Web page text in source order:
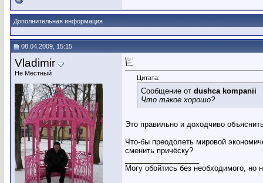
Дополнительная информация
08.04.2009, 15:15
Vladimir
Не Местный
Цитата:
Сообщение от dushca kompanii
Что такое хорошо?
Это правильно и доходчиво
Что-бы преодолеть мировой
сменить причёску?
Могу обойтись без необходимого, но